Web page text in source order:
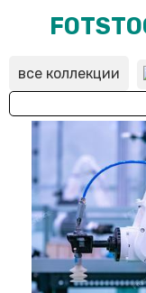
ВХОД
все коллекции